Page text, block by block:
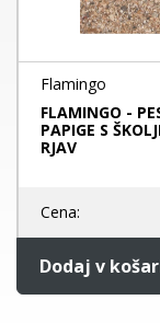
Flamingo
FLAMINGO -
PAPIGE S
RJAV
Cena:
Dodaj v